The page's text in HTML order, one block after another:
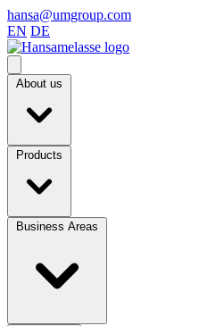
hansa@umgroup.com
EN DE
About us
Products
Business Areas